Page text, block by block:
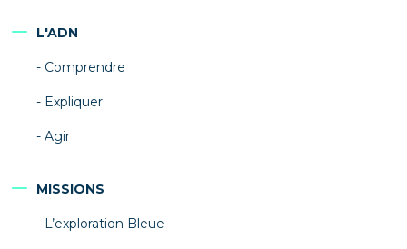
L'ADN
Comprendre
Expliquer
Agir
MISSIONS
L’exploration Bleue